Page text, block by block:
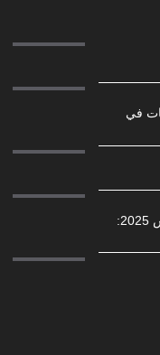
لأفضل 10 شركات في
سوق المعادن الأرضية النادرة في الصين مارس 2025: